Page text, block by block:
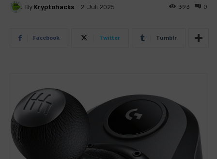
By Kryptohacks 2. Juli 2025 0
393
Facebook Twitter Tumblr